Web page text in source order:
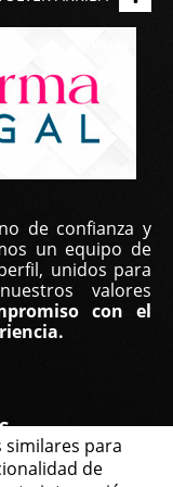
gracias por su
agradecidos
Montañez que
de confianza y
un equipo de
unidos para
valores
con el
similares para
de